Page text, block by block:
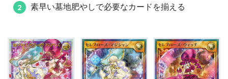
《セレブローズ・ウォーロック》
《風帝ライザー》 1
《セレブローズ・ソーサラー》 3
素早い墓地肥やしで必要なカードを揃える